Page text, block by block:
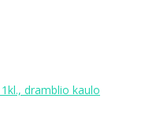
dramblio kaulo